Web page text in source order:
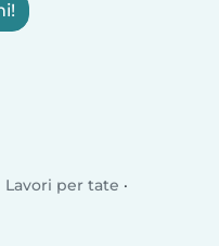
Lavori per tate